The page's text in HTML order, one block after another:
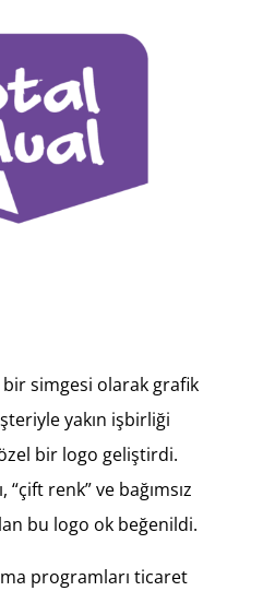
bir simgesi olarak grafik
yakın işbirliği
bir logo geliştirdi.
“çift renk” ve bağımsız
bu logo ok beğenildi.
programları ticaret